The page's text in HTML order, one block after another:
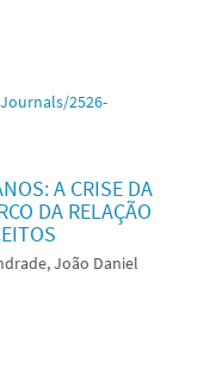
2526-
A CRISE DA
DA RELAÇÃO
João Daniel